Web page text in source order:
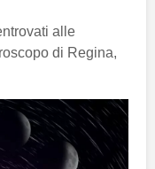
alle
di Regina,